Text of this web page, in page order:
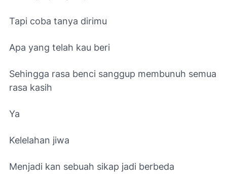
Tapi coba tanya dirimu
Apa yang telah kau beri
Sehingga rasa benci sanggup membunuh semua
rasa kasih
Ya
Kelelahan jiwa
Menjadi kan sebuah sikap jadi berbeda